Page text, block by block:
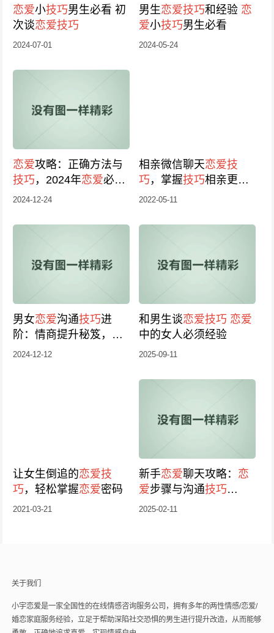
恋爱小技巧男生必看 初
次谈恋爱技巧
2024-07-01
男生恋爱技巧和经验 恋
爱小技巧男生必看
2024-05-24
恋爱攻略：正确方法与
技巧 ，2024年恋爱必修
课！
2024-12-24
相亲微信聊天恋爱技
巧 ，掌握技巧相亲更容
易成功
2022-05-11
男女恋爱沟通技巧进
阶：情商提升秘笈，轻
松驾驭恋爱
2024-12-12
和男生谈恋爱技巧 恋爱
中的女人必须经验
2025-09-11
让女生倒追的恋爱技
巧 ，轻松掌握恋爱密码
2021-03-21
新手恋爱聊天攻略： 恋
爱步骤与沟通技巧
_2025版
2025-02-11
关于我们
小宇恋爱是一家全国性的在线情感咨询服务公司，拥有多年的两性情感/恋爱/
婚恋家庭服务经验，立足于帮助深陷社交恐惧的男生进行提升改造，从而能够